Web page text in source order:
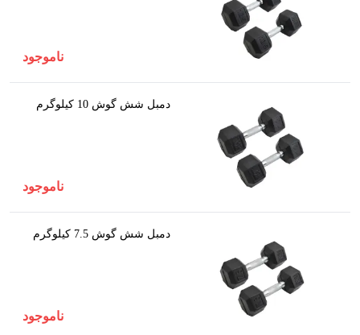
ناموجود
دمبل شش گوش 10 کیلوگرم
ناموجود
دمبل شش گوش 7.5 کیلوگرم
ناموجود